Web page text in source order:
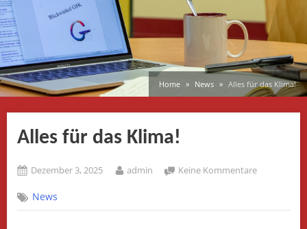
Home News Alles für das Klima!
Alles für das Klima!
Posted
Dezember 3, 2025 By
admin Keine Kommentarezu
das
News